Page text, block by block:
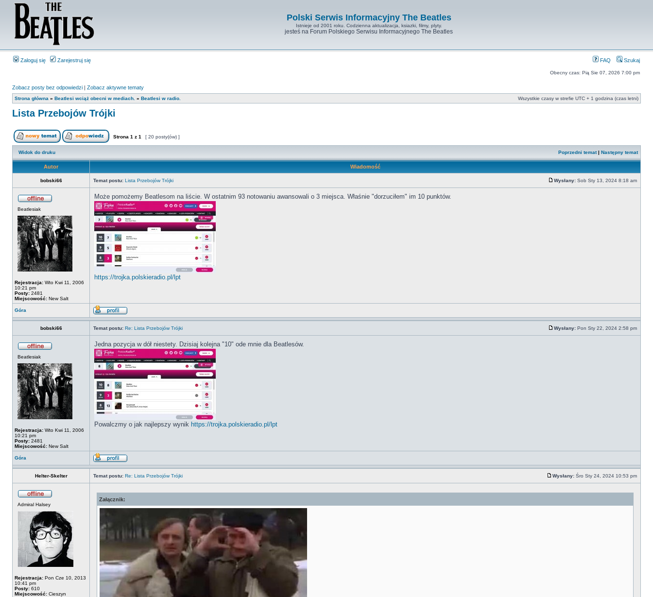
Polski Serwis Informacyjny The Beatles
Istnieje od 2001 roku. Codzienna aktualizacja, ksiazki, filmy, plyty.
jesteś na Forum Polskiego Serwisu Informacyjnego The Beatles
Zaloguj się Zarejestruj się FAQ Szukaj
Obecny czas: Pią Sie 07, 2026 7:00 pm
Zobacz posty bez odpowiedzi | Zobacz aktywne tematy
Strona główna » Beatlesi wciąż obecni w mediach. » Beatlesi w radio. Wszystkie czasy w strefie UTC + 1 godzina (czas letni)
Lista Przebojów Trójki
Strona 1 z 1 [ 20 posty(ów) ]
Widok do druku Poprzedni temat| Następny temat
Autor Wiadomość
bobski66 Temat postu: Lista Przebojów Trójki Wysłany: Sob Sty 13, 2024 8:18 am
Beatlesiak
Rejestracja: Wto Kwi 11, 2006
10:21 pm
Posty: 2481
Miejscowość: New Salt
Może pomożemy Beatlesom na liście. W ostatnim 93 notowaniu awansowali o 3 miejsca. Właśnie "dorzuciłem" im 10 punktów.
https://trojka.polskieradio.pl/lpt
Góra
bobski66 Temat postu: Re: Lista Przebojów Trójki Wysłany: Pon Sty 22, 2024 2:58 pm
Beatlesiak
Rejestracja: Wto Kwi 11, 2006
10:21 pm
Posty: 2481
Miejscowość: New Salt
Jedna pozycja w dół niestety. Dzisiaj kolejna "10" ode mnie dla Beatlesów.
Powalczmy o jak najlepszy wynik https://trojka.polskieradio.pl/lpt
Góra
Helter-Skelter Temat postu: Re: Lista Przebojów Trójki Wysłany: Śro Sty 24, 2024 10:53 pm
Admiral Halsey
Rejestracja: Pon Cze 10, 2013
10:41 pm
Posty: 610
Miejscowość: Cieszyn
Załącznik: